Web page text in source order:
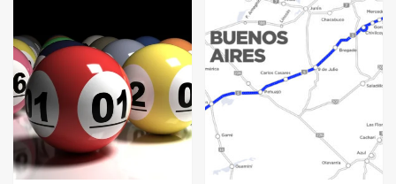
en la mañana del lunes
4
Accidente en Ruta 5: falleció un
joven de Trenque Lauquen
Los precios de los combustibles en
La Pampa, desde YPF hasta Axion